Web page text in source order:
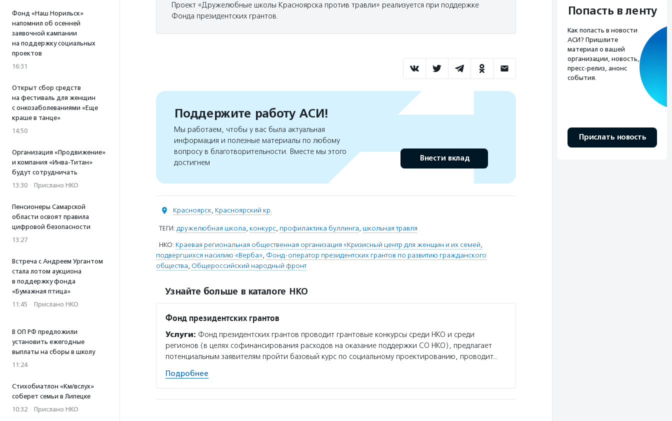
Фонд «Наш Норильск»
напомнил об осенней
заявочной кампании
на поддержку социальных
проектов
16:31
Открыт сбор средств
на фестиваль для женщин
с онкозаболеваниями «Еще
краше в танце»
14:50
Организация «Продвижение»
и компания «Инва-Титан»
будут сотрудничать
13:30 · Прислано НКО
Пенсионеры Самарской
области освоят правила
цифровой безопасности
13:27
Встреча с Андреем Ургантом
стала лотом аукциона
в поддержку фонда
«Бумажная птица»
11:45 · Прислано НКО
В ОП РФ предложили
установить ежегодные
выплаты на сборы в школу
11:24
Стихобиатлон «Км/вслух»
соберет семьи в Липецке
10:32 · Прислано НКО
Проект «Дружелюбные школы Красноярска против травли» реализуется при поддержке
Фонда президентских грантов.
Поддержите работу АСИ!
Мы работаем, чтобы у вас была актуальная
информация и полезные материалы по любому
вопросу в благотворительности. Вместе мы этого
достигнем
Внести вклад
Красноярск, Красноярский кр.
ТЕГИ: дружелюбная школа, конкурс, профилактика буллинга, школьная травля
НКО: Краевая региональная общественная организация «Кризисный центр для женщин и их семей,
подвергшихся насилию «Верба», Фонд-оператор президентских грантов по развитию гражданского
общества, Общероссийский народный фронт
Узнайте больше в каталоге НКО
Фонд президентских грантов
Услуги: Фонд президентских грантов проводит грантовые конкурсы среди НКО и среди
регионов (в целях софинансирования расходов на оказание поддержки СО НКО), предлагает
потенциальным заявителям пройти базовый курс по социальному проектированию, проводит…
Подробнее
Попасть в ленту
Как попасть в новости
АСИ? Пришлите
материал о вашей
организации, новость,
пресс-релиз, анонс
события.
Прислать новость